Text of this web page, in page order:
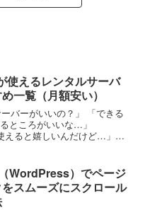
使えるレンタルサーバ
一覧（月額安い）
バーがいいの？」 「できる
ところがいいな…」
えると嬉しいんだけど…」そ
WordPress）でページ
スムーズにスクロール